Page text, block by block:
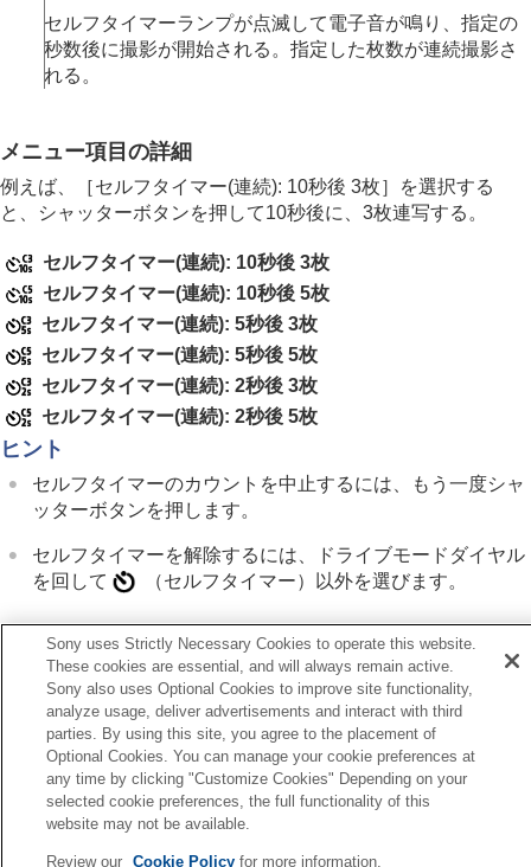
ブラケット撮影時のインジケーター
フォーカスブラケット
ホワイトバランスブラケット
インターバル撮影機能
より高解像の静止画を撮影する
画質や記録形式を設定する
タッチ機能を使う
シャッターの設定
ズームする
フラッシュを使う
手ブレを補正する
レンズ補正（静止画/動画）
ノイズリダクション
撮影中の画面表示を設定する
動画の音声を記録する
TC/UB設定
外部RAWレコーダーにRAW動画を出力する
画像と音声をライブ配信する
カメラをカスタマイズする
再生する
スマートフォンでできること
パソコンでできること
クラウドサービスを利用する
故障かな？と思ったら
セルフタイマーランプが点滅して電子音が鳴り、指定の
秒数後に撮影が開始される。指定した枚数が連続撮影さ
れる。
メニュー項目の詳細
例えば、 ［セルフタイマー(連続): 10秒後 3枚］
を選択する
と、シャッターボタンを押して10秒後に、3枚連写する。
セルフタイマー(連続): 10秒後 3枚
セルフタイマー(連続): 10秒後 5枚
セルフタイマー(連続): 5秒後 3枚
セルフタイマー(連続): 5秒後 5枚
セルフタイマー(連続): 2秒後 3枚
セルフタイマー(連続): 2秒後 5枚
ヒント
セルフタイマーのカウントを中止するには、もう一度シャ
ッターボタンを押します。
セルフタイマーを解除するには、ドライブモードダイヤル
を回して
（セルフタイマー） 以外を選びます。
フタイマー（1枚）
次へ
セルフタイマーの
TP1001326560
お使いのカメラの本体ソフトウェアがVer.2.00未満の場合は下記URLの
Sony uses Strictly Necessary Cookies to operate this website.
These cookies are essential, and will always remain active.
Sony also uses Optional Cookies to improve site functionality,
analyze usage, deliver advertisements and interact with third
parties. By using this site, you agree to the placement of
Optional Cookies. You can manage your cookie preferences at
any time by clicking "Customize Cookies" Depending on your
selected cookie preferences, the full functionality of this
website may not be available.
Review our Cookie Policyfor more information.